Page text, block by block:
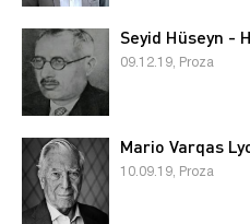
Seyid Hüseyn -
09.12.19, Proza
Mario Varqas
10.09.19, Proza